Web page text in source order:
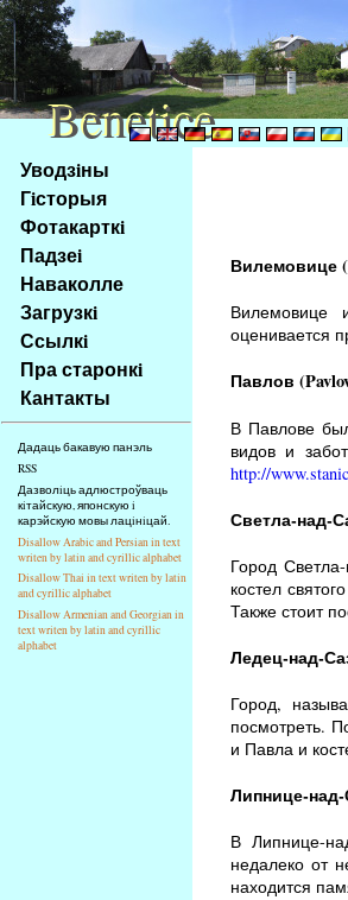
Na
obsah
stránky
Klávesové
zkratky
tomto
webu
základní
Hlavní
strana
Уводзiны
Гiсторыя
Фотакарткi
Падзеi
Наваколле
Загрузкi
Ссылкi
Пра старонкi
Кантакты
Дадаць бакавую панэль
RSS
Дазволiць адлюстроўваць
кiтайскую, японскую i
карэйскую мовы лацiнiцай.
Disallow Arabic and Persian in text
writen by latin and cyrillic alphabet
Disallow Thai in text writen by latin
and cyrillic alphabet
Disallow Armenian and Georgian in
text writen by latin and cyrillic
alphabet
Вилемовице
Вилемовице
оценивается
Павлов
В Павлове
видов и
http://
Светла-над-
Город
костел
Также стоит
Ледец-над-
Город,
посмотреть.
и Павла и
Липнице-над-
В Липнице-
недалеко от
находится
Benetice
Benetice